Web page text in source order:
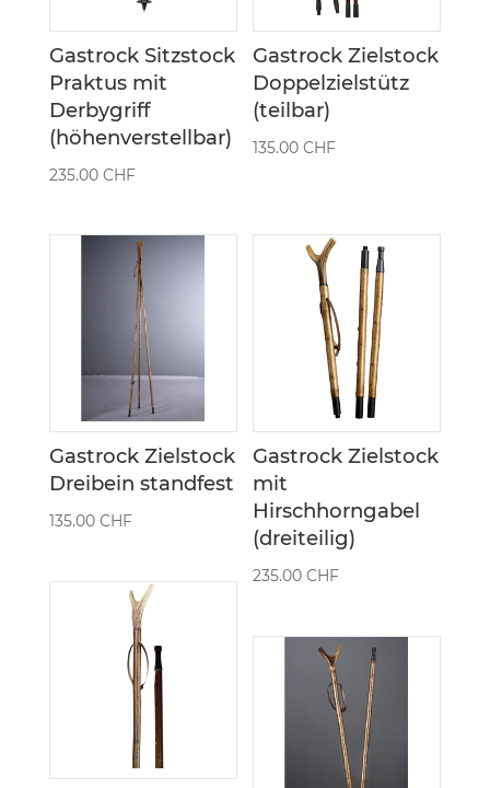
Gastrock Sitzstock
Praktus mit
Derbygriff
(höhenverstellbar)
235.00 CHF
Gastrock Zielstock
Doppelzielstütz
(teilbar)
135.00CHF
Gastrock Zielstock
Dreibein standfest
135.00 CHF
Gastrock Zielstock
mit
Hirschhorngabel
(dreiteilig)
235.00CHF